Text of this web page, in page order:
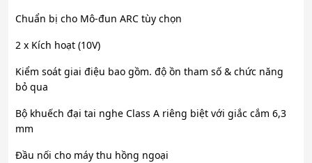
Chuẩn bị cho Mô-đun ARC tùy chọn
2 x Kích hoạt (10V)
Kiểm soát giai điệu bao gồm. độ ồn tham số & chức năng
bỏ qua
Bộ khuếch đại tai nghe Class A riêng biệt với giắc cắm 6,3
mm
Đầu nối cho máy thu hồng ngoại